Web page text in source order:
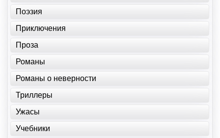
Поэзия
Приключения
Проза
Романы
Романы о неверности
Триллеры
Ужасы
Учебники